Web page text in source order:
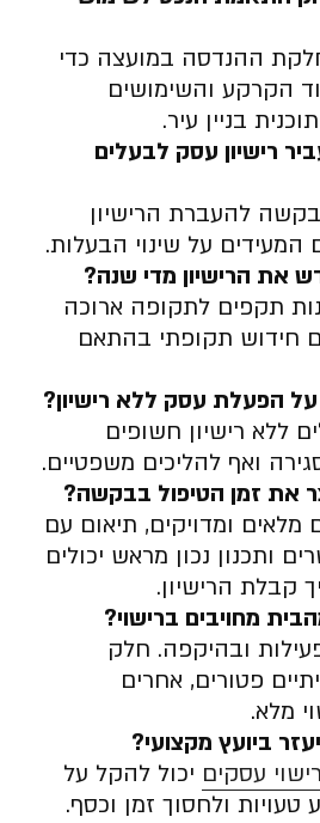
ההנדסה במועצה כדי
הקרקע והשימושים
בניין עיר.
רישיון עסק לבעלים
להעברת הרישיון
המעידים על שינוי הבעלות.
את הרישיון מדי שנה?
תקפים לתקופה ארוכה
חידוש תקופתי בהתאם
הפעלת עסק ללא רישיון?
ללא רישיון חשופים
ואף להליכים משפטיים.
את זמן הטיפול בבקשה?
ומדויקים, תיאום עם
ותכנון נכון מראש יכולים
קבלת הרישיון.
מחויבים ברישוי?
ובהיקפה. חלק
פטורים, אחרים
מלא.
ביועץ מקצועי?
עסקים יכול להקל על
טעויות ולחסוך זמן וכסף.